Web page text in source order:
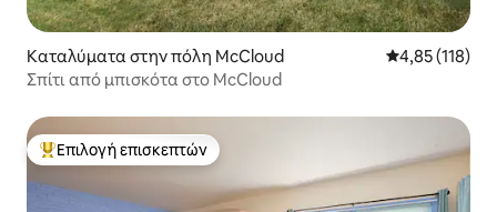
Καταλύματα στην πόλη McCloud Μέση
4,85 (118)
Σπίτι από μπισκότα στο McCloud
Κορυφαία επιλογή επισκεπτών
Επιλογή επισκεπτών